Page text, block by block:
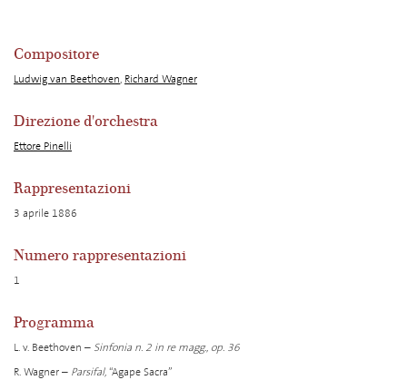
Compositore
Ludwig van Beethoven, Richard Wagner
Direzione d'orchestra
Ettore Pinelli
Rappresentazioni
3 aprile 1886
Numero rappresentazioni
1
Programma
L. v. Beethoven – Sinfonia n. 2 in re magg., op. 36
R. Wagner – Parsifal,“Agape Sacra”